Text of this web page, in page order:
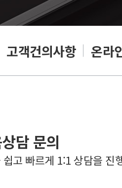
고객건의사항 온라
담 문의
고 빠르게 1:1 상담을 진